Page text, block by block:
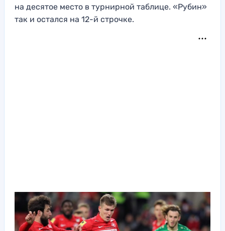
на десятое место в турнирной таблице. «Рубин»
так и остался на 12-й строчке.